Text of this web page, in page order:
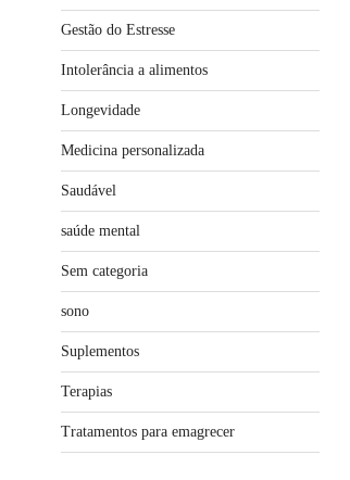
Gestão do Estresse
Intolerância a alimentos
Longevidade
Medicina personalizada
Saudável
saúde mental
Sem categoria
sono
Suplementos
Terapias
Tratamentos para emagrecer